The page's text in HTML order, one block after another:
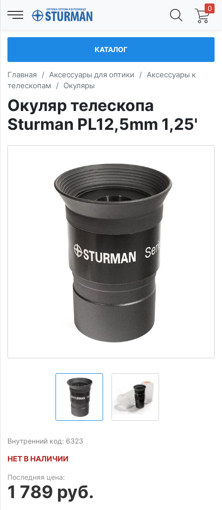
0
КАТАЛОГ
Главная / Аксессуары для оптики / Аксессуары к
телескопам
/ Окуляры
Окуляр телескопа
Sturman PL12,5mm 1,25'
Внутренний код: 6323
НЕТ В НАЛИЧИИ
Последняя цена:
1 789 руб.